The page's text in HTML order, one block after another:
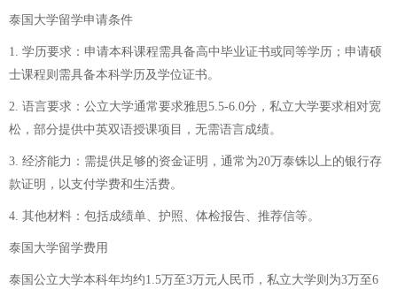
泰国大学留学申请条件
1. 学历要求：申请本科课程需具备高中毕业证书或同等学历；申请硕
士课程则需具备本科学历及学位证书。
2. 语言要求：公立大学通常要求雅思5.5-6.0分，私立大学要求相对宽
松，部分提供中英双语授课项目，无需语言成绩。
3. 经济能力：需提供足够的资金证明，通常为20万泰铢以上的银行存
款证明，以支付学费和生活费。
4. 其他材料：包括成绩单、护照、体检报告、推荐信等。
泰国大学留学费用
泰国公立大学本科年均约1.5万至3万元人民币，私立大学则为3万至6